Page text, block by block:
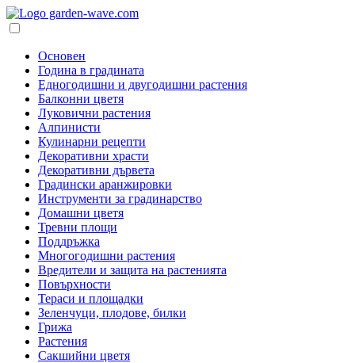
Основен
Година в градината
Едногодишни и двугодишни растения
Балконни цветя
Луковични растения
Алпинисти
Кулинарни рецепти
Декоративни храсти
Декоративни дървета
Градински аранжировки
Инструменти за градинарство
Домашни цветя
Тревни площи
Поддръжка
Многогодишни растения
Вредители и защита на растенията
Повърхности
Тераси и площадки
Зеленчуци, плодове, билки
Грижа
Растения
Сакшийни цветя